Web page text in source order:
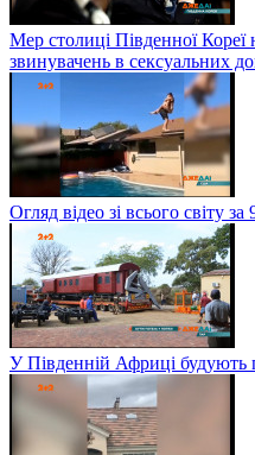
Мер столиці Південної Кореї
звинувачень в сексуальних
Огляд відео зі всього світу
У Південній Африці будують